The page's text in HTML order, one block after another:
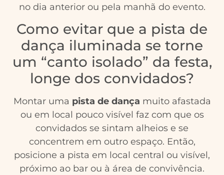
no dia anterior ou pela manhã do evento.
Como evitar que a pista de
dança iluminada se torne
um “canto isolado” da festa,
longe dos convidados?
Montar uma pista de dança muito afastada
ou em local pouco visível faz com que os
convidados se sintam alheios e se
concentrem em outro espaço. Então,
posicione a pista em local central ou visível,
próximo ao bar ou à área de convivência.